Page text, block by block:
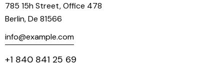
785 15h Street, Office 478
Berlin, De 81566
info@example.com
+1 840 841 25 69